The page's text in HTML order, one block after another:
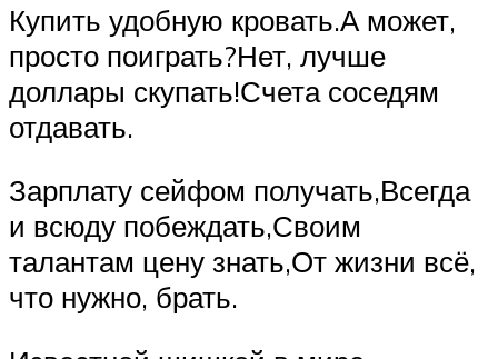
Купить удобную кровать.А может,
просто поиграть?Нет, лучше
доллары скупать!Счета соседям
отдавать.
Зарплату сейфом получать,Всегда
и всюду побеждать,Своим
талантам цену знать,От жизни всё,
что нужно, брать.